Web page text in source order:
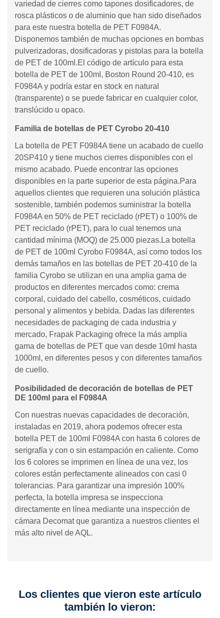
variedad de cierres como tapones dosificadores, de
rosca plásticos o de aluminio que han sido diseñados
para este nuestra botella de PET F0984A.
Disponemos también de muchas opciones en bombas
pulverizadoras, dosificadoras y pistolas para la botella
de PET de 100ml.El código de artículo para esta
botella de PET de 100ml, Boston Round 20-410, es
F0984A y podría estar en stock en natural
(transparente) o se puede fabricar en cualquier color,
translúcido u opaco.
Familia de botellas de PET Cyrobo 20-410
La botella de PET F0984A tiene un acabado de cuello
20SP410 y tiene muchos cierres disponibles con el
mismo acabado. Puede encontrar las opciones
disponibles en la parte superior de esta página.Para
aquellos clientes que requieren una solución plástica
sostenible, también podemos suministrar la botella
F0984A en 50% de PET reciclado (rPET) o 100% de
PET reciclado (rPET), para lo cual tenemos una
cantidad mínima (MOQ) de 25.000 piezas.La botella
de PET de 100ml Cyrobo F0984A, así como todos los
demás tamaños en las botellas de PET 20-410 de la
familia Cyrobo se utilizan en una amplia gama de
productos en diferentes mercados como: crema
corporal, cuidado del cabello, cosméticos, cuidado
personal y alimentos y bebida. Dadas las diferentes
necesidades de packaging de cada industria y
mercado, Frapak Packaging ofrece la más amplia
gama de botellas de PET que van desde 10ml hasta
1000ml, en diferentes pesos y con diferentes tamaños
de cuello.
Posibilidaded de decoración de botellas de PET
DE 100ml para el F0984A
Con nuestras nuevas capacidades de decoración,
instaladas en 2019, ahora podemos ofrecer esta
botella PET de 100ml F0984A con hasta 6 colores de
serigrafía y con o sin estampación en caliente. Como
los 6 colores se imprimen en línea de una vez, los
colores están perfectamente alineados con casi 0
tolerancias. Para garantizar una impresión 100%
perfecta, la botella impresa se inspecciona
directamente en línea mediante una inspección de
cámara Decomat que garantiza a nuestros clientes el
más alto nivel de AQL.
Los clientes que vieron este artículo
también lo vieron: